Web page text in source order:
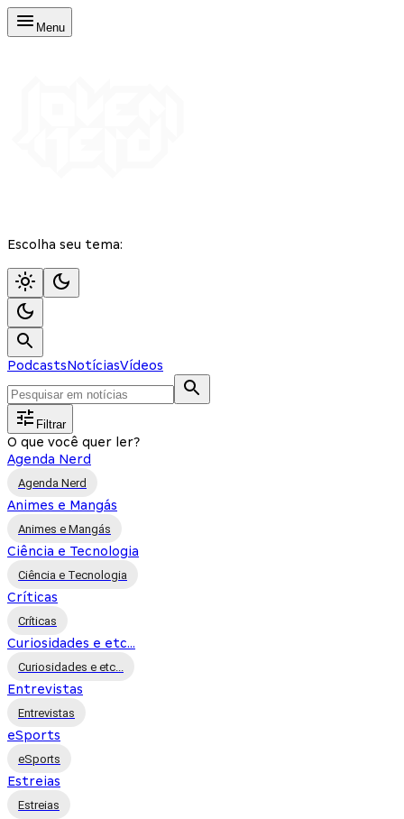
Menu
Escolha seu tema:
PodcastsNotíciasVídeos
Filtrar
O que você quer ler?
Agenda Nerd
Agenda Nerd
Animes e Mangás
Animes e Mangás
Ciência e Tecnologia
Ciência e Tecnologia
Críticas
Críticas
Curiosidades e etc...
Curiosidades e etc...
Entrevistas
Entrevistas
eSports
eSports
Estreias
Estreias